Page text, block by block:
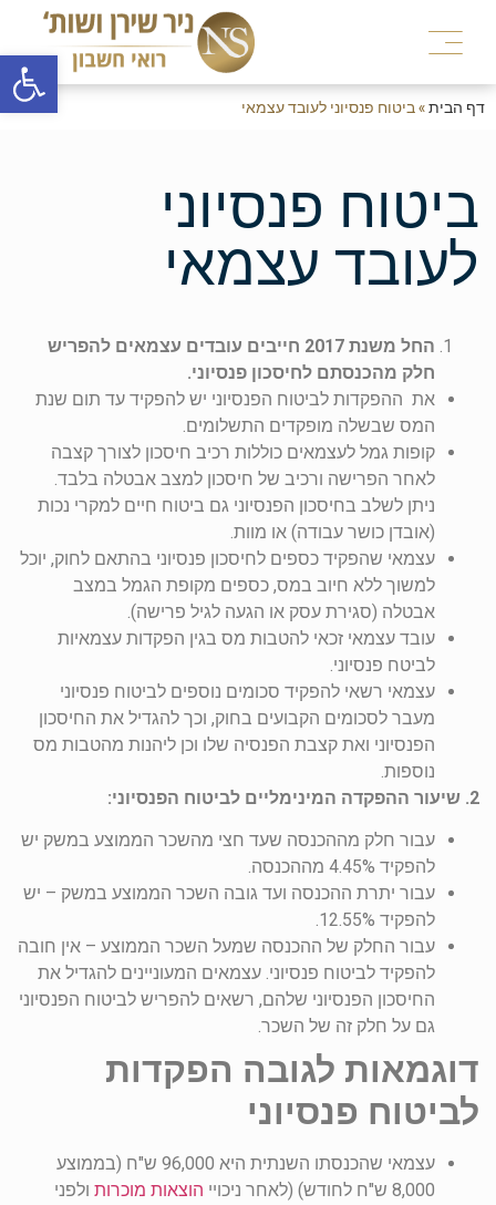
דף הבית»ביטוח פנסיוני לעובד עצמאי
ביטוח פנסיוני
לעובד עצמאי
החל משנת 2017 חייבים עובדים עצמאים להפריש
חלק מהכנסתם לחיסכון פנסיוני.
את ההפקדות לביטוח הפנסיוני יש להפקיד עד תום שנת
המס שבשלה מופקדים התשלומים.
קופות גמל לעצמאים כוללות רכיב חיסכון לצורך קצבה
לאחר הפרישה ורכיב של חיסכון למצב אבטלה בלבד.
ניתן לשלב בחיסכון הפנסיוני גם ביטוח חיים למקרי נכות
(אובדן כושר עבודה) או מוות.
עצמאי שהפקיד כספים לחיסכון פנסיוני בהתאם לחוק, יוכל
למשוך ללא חיוב במס, כספים מקופת הגמל במצב
אבטלה (סגירת עסק או הגעה לגיל פרישה).
עובד עצמאי זכאי להטבות מס בגין הפקדות עצמאיות
לביטח פנסיוני.
עצמאי רשאי להפקיד סכומים נוספים לביטוח פנסיוני
מעבר לסכומים הקבועים בחוק, וכך להגדיל את החיסכון
הפנסיוני ואת קצבת הפנסיה שלו וכן ליהנות מהטבות מס
נוספות.
2. שיעור ההפקדה המינימליים לביטוח הפנסיוני:
עבור חלק מההכנסה שעד חצי מהשכר הממוצע במשק יש
להפקיד 4.45% מההכנסה.
עבור יתרת ההכנסה ועד גובה השכר הממוצע במשק – יש
להפקיד 12.55%.
עבור החלק של ההכנסה שמעל השכר הממוצע – אין חובה
להפקיד לביטוח פנסיוני. עצמאים המעוניינים להגדיל את
החיסכון הפנסיוני שלהם, רשאים להפריש לביטוח הפנסיוני
גם על חלק זה של השכר.
דוגמאות לגובה הפקדות
לביטוח פנסיוני
עצמאי שהכנסתו השנתית היא 96,000 ש"ח (בממוצע
8,000 ש"ח לחודש) (לאחר ניכויי
הוצאות מוכרות ולפני